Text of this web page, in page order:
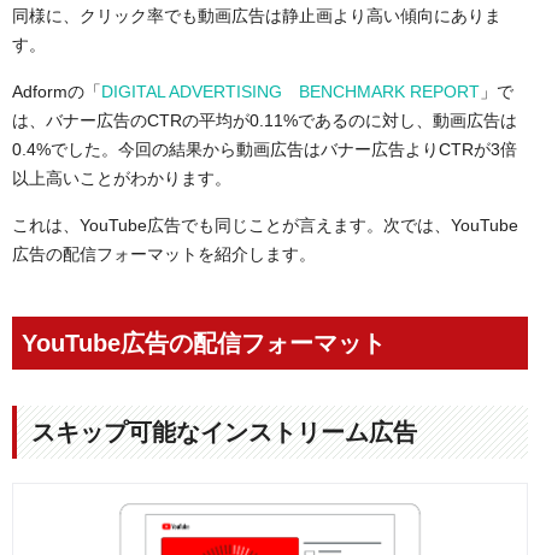
同様に、クリック率でも動画広告は静止画より高い傾向にありま
す。
Adformの「DIGITAL ADVERTISING BENCHMARK REPORT 」で
は、バナー広告のCTRの平均が0.11%であるのに対し、動画広告は
0.4%でした。今回の結果から動画広告はバナー広告よりCTRが3倍
以上高いことがわかります。
これは、YouTube広告でも同じことが言えます。次では、YouTube
広告の配信フォーマットを紹介します。
YouTube広告の配信フォーマット
スキップ可能なインストリーム広告